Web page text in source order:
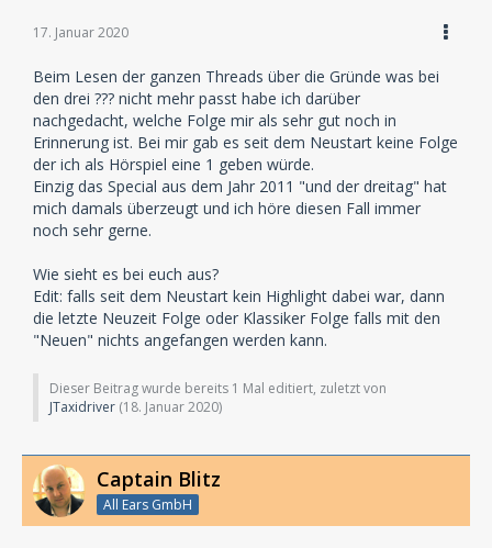
17. Januar 2020
Beim Lesen der ganzen Threads über die Gründe was bei
den drei ??? nicht mehr passt habe ich darüber
nachgedacht, welche Folge mir als sehr gut noch in
Erinnerung ist. Bei mir gab es seit dem Neustart keine Folge
der ich als Hörspiel eine 1 geben würde.
Einzig das Special aus dem Jahr 2011 "und der dreitag" hat
mich damals überzeugt und ich höre diesen Fall immer
noch sehr gerne.
Wie sieht es bei euch aus?
Edit: falls seit dem Neustart kein Highlight dabei war, dann
die letzte Neuzeit Folge oder Klassiker Folge falls mit den
"Neuen" nichts angefangen werden kann.
Dieser Beitrag wurde bereits 1 Mal editiert, zuletzt von
JTaxidriver (18. Januar 2020)
Captain Blitz
All Ears GmbH